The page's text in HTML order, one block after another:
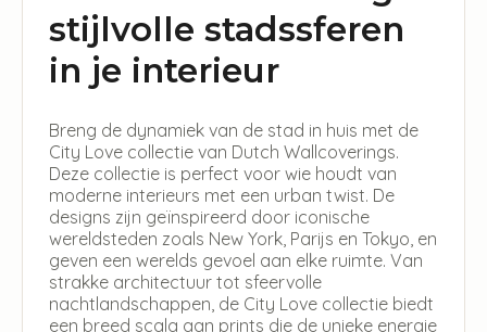
stijlvolle stadssferen
in je interieur
Breng de dynamiek van de stad in huis met de
City Love collectie van Dutch Wallcoverings.
Deze collectie is perfect voor wie houdt van
moderne interieurs met een urban twist. De
designs zijn geïnspireerd door iconische
wereldsteden zoals New York, Parijs en Tokyo, en
geven een werelds gevoel aan elke ruimte. Van
strakke architectuur tot sfeervolle
nachtlandschappen, de City Love collectie biedt
een breed scala aan prints die de unieke energie